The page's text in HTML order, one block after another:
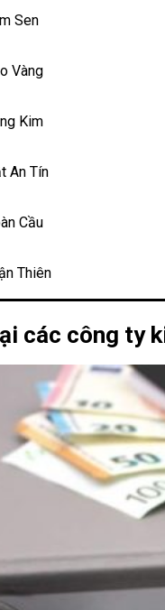
Sen
Vàng
Kim
An Tín
Cầu
Thiên
các công ty